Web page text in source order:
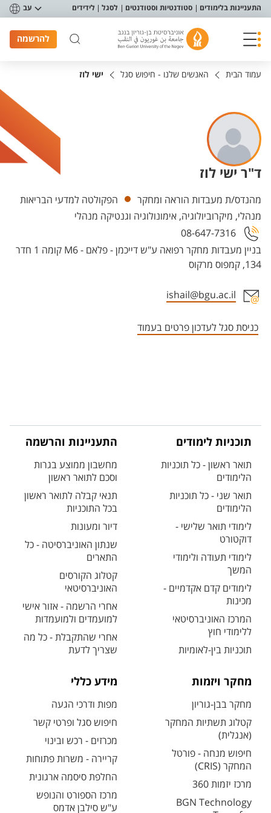
תפריט נגישות
התעניינות בלימודים סטודנטיות וסטודנטים לסגל לידידים עב
להרשמה
עמוד הבית האנשים שלנו - חיפוש סגל ישי לוז
ד"ר ישי לוז
יחידות
מהנדס/ת מעבדות הוראה ומחקר
הפקולטה למדעי הבריאות
מנהלי, מיקרוביולוגיה, אימונולוגיה וגנטיקה מנהלי
בניין מעבדות מחקר רפואה ע"ש דייכמן - פלאם - M6 קומה 1 חדר
134, קמפוס מרקוס
08-647-7316
ishail@bgu.ac.il
כניסת סגל לעדכון פרטים בעמוד
תוכניות לימודים
תואר ראשון - כל תוכניות
הלימודים
תואר שני - כל תוכניות
הלימודים
לימודי תואר שלישי -
דוקטורט
לימודי תעודה ולימודי
המשך
לימודים קדם אקדמיים -
מכינות
המרכז האוניברסיטאי
ללימודי חוץ
תוכניות בין-לאומיות
התעניינות והרשמה
מחשבון ממוצע בגרות
וסכם לתואר ראשון
תנאי קבלה לתואר ראשון
בכל התוכניות
דיור ומעונות
שנתון האוניברסיטה - כל
התארים
קטלוג הקורסים
האוניברסיטאי
אחרי הרשמה - אזור אישי
למועמדים ולמועמדות
אחרי שהתקבלת - כל מה
שצריך לדעת
מחקר ויזמות
מחקר בבן-גוריון
קטלוג תשתיות המחקר
(אנגלית)
חיפוש מנחה - פורטל
המחקר (CRIS)
מרכז יזמות 360
BGN Technology
מידע כללי
מפות ודרכי הגעה
חיפוש סגל ופרטי קשר
מכרזים - רכש ובינוי
קריירה - משרות פתוחות
החלפת סיסמה ארגונית
מרכז הספורט והנופש
ע"ש סילבן אדמס